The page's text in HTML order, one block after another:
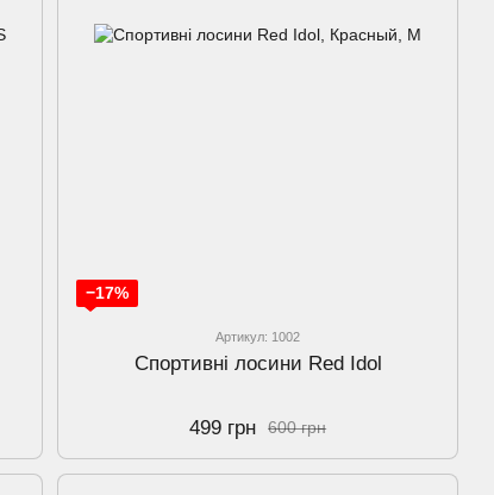
−17%
Артикул: 1002
Спортивнi лосини Red Idol
600 грн
499 грн